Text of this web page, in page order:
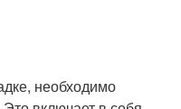
необходимо